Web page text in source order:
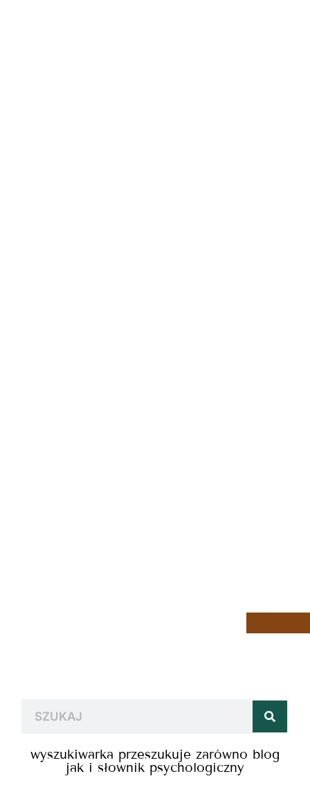
wyszukiwarka przeszukuje zarówno blog
jak i słownik psychologiczny